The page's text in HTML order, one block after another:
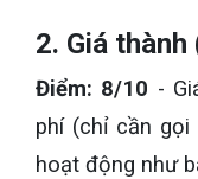
2. Giá
Điểm: 8/10 -
phí (chỉ cần gọi
hoạt động như